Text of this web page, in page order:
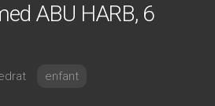
ABU HARB, 6
enfant